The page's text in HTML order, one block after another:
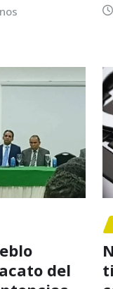
del